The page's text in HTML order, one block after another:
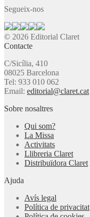
Segueix-nos
© 2026 Editorial Claret
Contacte
C/Sicília, 410
08025 Barcelona
Tel: 933 010 062
Email: editorial@claret.cat
Sobre nosaltres
Qui som?
La Missa
Activitats
Llibreria Claret
Distribuïdora Claret
Ajuda
Avís legal
Política de privacitat